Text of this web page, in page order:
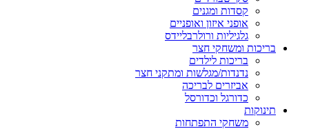
קסדות ומגנים
אופני איזון ואופניים
גלגיליות ורולרבליידס
בריכות ומשחקי חצר
בריכות לילדים
נדנדות/מגלשות ומתקני חצר
אביזרים לבריכה
כדורגל וכדורסל
תינוקות
משחקי התפתחות